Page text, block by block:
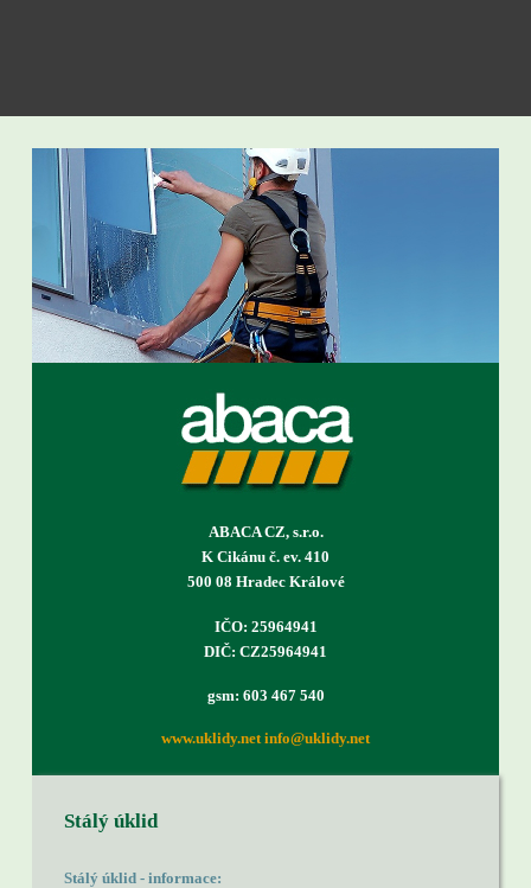
ABACA CZ, s.r.o.
K Cikánu č. ev. 410
500 08 Hradec Králové
IČO: 25964941
DIČ: CZ25964941
gsm: 603 467 540
www.uklidy.net info@uklidy.net
Stálý úklid
Stálý úklid - informace: